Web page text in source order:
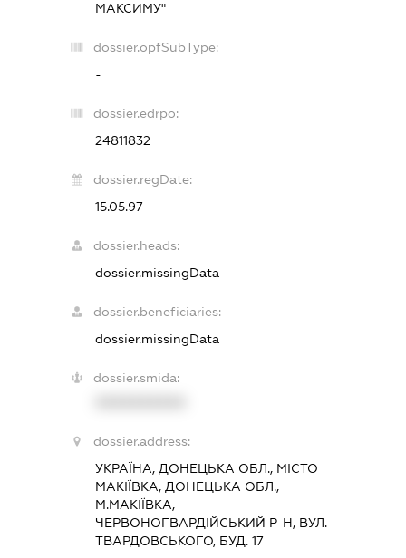
МАКСИМУ"
dossier.opfSubType:
-
dossier.edrpo:
24811832
dossier.regDate:
15.05.97
dossier.heads:
dossier.missingData
dossier.beneficiaries:
dossier.missingData
dossier.smida:
dossier.address:
УКРАЇНА, ДОНЕЦЬКА ОБЛ., МІСТО
МАКІЇВКА, ДОНЕЦЬКА ОБЛ.,
М.МАКІЇВКА,
ЧЕРВОНОГВАРДІЙСЬКИЙ Р-Н, ВУЛ.
ТВАРДОВСЬКОГО, БУД. 17